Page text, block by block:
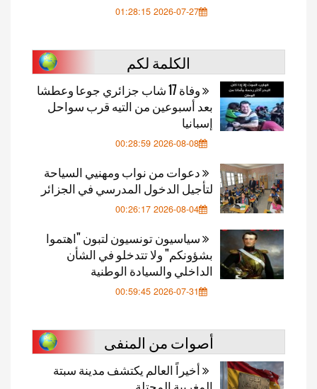
2026-07-27 01:28:15
الكلمة لكم
وفاة 17 شاب جزائري جوعا وعطشا
بعد أسبوعين من التيه قرب سواحل
إسبانيا
2026-08-08 00:28:59
دعوات من نواب ومهنيي السياحة
لتأجيل الدخول المدرسي في الجزائر
2026-08-04 00:26:17
سياسيون تونسيون لتبون "اهتموا
بشؤونكم" ولا تتدخلو في الشأن
الداخلي والسيادة الوطنية
2026-07-31 00:59:45
أصوات من المنفى
أخيراً العالم يكتشف مدينة سبتة